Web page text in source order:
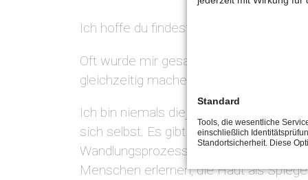
Ich hoffe du findest den Mut deinem
Oft wurde mir gesagt oder als
gleichzeitig machen wolle? Dazu habe
Ich bin niemals diejenige die ich noch
sich selbst. Es gibt tausend
Wandlungsprozess. So durfte ich
Menschen erlernen, die Haut als
Standard
Tools, die wesentliche
einschließlich
Standortsicherheit. Diese